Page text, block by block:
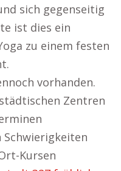
sich gegenseitig
ist dies ein
zu einem festen
vorhanden.
Zentren
Kursen